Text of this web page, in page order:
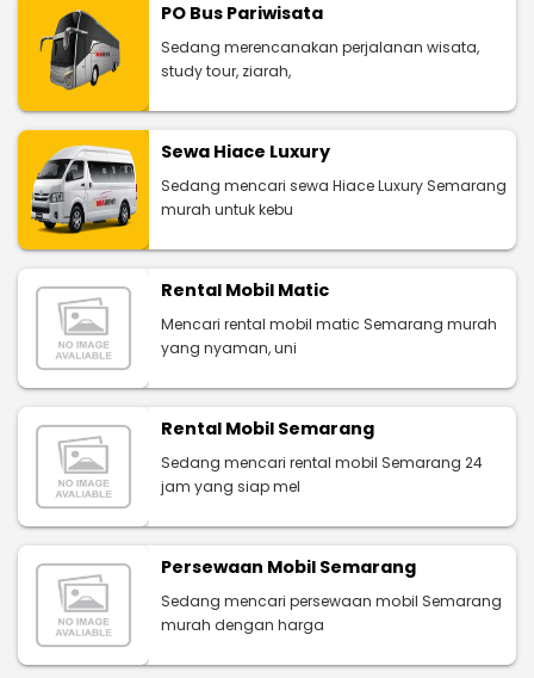
PO Bus Pariwisata
Sedang merencanakan perjalanan wisata,
study tour, ziarah,
Sewa Hiace Luxury
Sedang mencari sewa Hiace Luxury Semarang
murah untuk kebu
Rental Mobil Matic
Mencari rental mobil matic Semarang murah
yang nyaman, uni
Rental Mobil Semarang
Sedang mencari rental mobil Semarang 24
jam yang siap mel
Persewaan Mobil Semarang
Sedang mencari persewaan mobil Semarang
murah dengan harga